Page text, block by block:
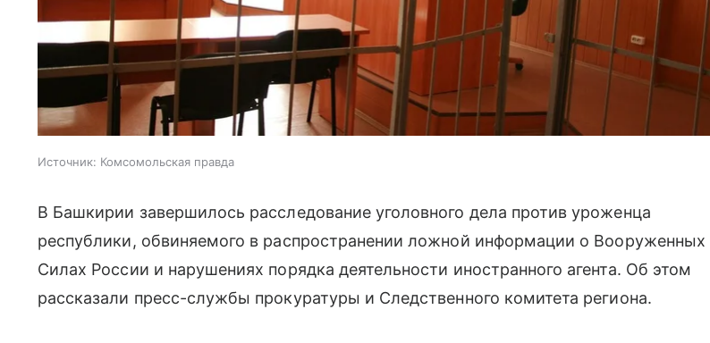
Источник: Комсомольская правда
В Башкирии завершилось расследование уголовного дела против уроженца
республики, обвиняемого в распространении ложной информации о Вооруженных
Силах России и нарушениях порядка деятельности иностранного агента. Об этом
рассказали пресс-службы прокуратуры и Следственного комитета региона.